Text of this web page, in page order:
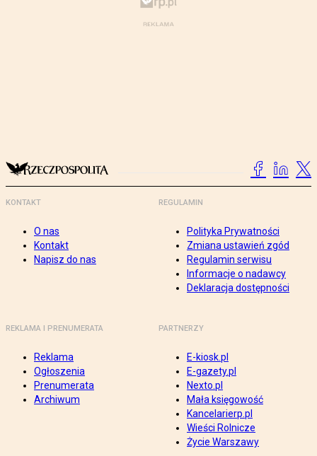
KONTAKT
O nas
Kontakt
Napisz do nas
REGULAMIN
Polityka Prywatności
Zmiana ustawień zgód
Regulamin serwisu
Informacje o nadawcy
Deklaracja dostępności
REKLAMA I PRENUMERATA
Reklama
Ogłoszenia
Prenumerata
Archiwum
PARTNERZY
E-kiosk.pl
E-gazety.pl
Nexto.pl
Mała księgowość
Kancelarierp.pl
Wieści Rolnicze
Życie Warszawy